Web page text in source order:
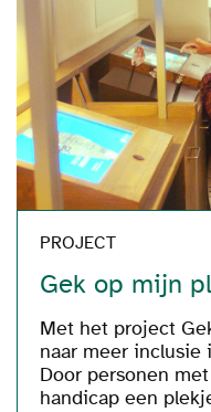
PROJECT
Gek op mijn
Met het project
naar meer inclusie
Door personen
handicap een